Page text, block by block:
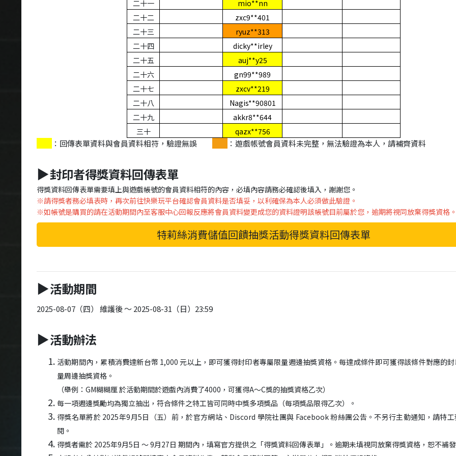
二十一
mio**nn
二十二
zxc9**401
二十三
ryuz**313
二十四
dicky**irley
二十五
auj**y25
二十六
gn99**989
二十七
zxcv**219
二十八
Nagis**90801
二十九
akkr8**644
三十
qazx**756
：回傳表單資料與會員資料相符，驗證無誤 ：遊戲帳號會員資料未完整，無法驗證為本人，請補齊資料
▶封印者得獎資料回傳表單
得獎資料回傳表單需要填上與遊戲帳號的會員資料相符的內容，必填內容請務必確認後填入，謝謝您。
※請得獎者務必填表時，再次前往快樂玩平台確認會員資料是否填妥，以利確保為本人必須做此驗證。
※如帳號是購買的請在活動期間內至客服中心回報反應將會員資料變更成您的資料證明該帳號目前屬於您，逾期將視同放棄得獎資格
特莉絲消費儲值回饋抽獎活動得獎資料回傳表單
▶活動期間
2025-08-07（四） 維護後 ～ 2025-08-31（日）23:59
▶活動辦法
活動期間內，累積消費達新台幣 1,000元以上，即可獲得封印者專屬限量週邊抽獎資格。每達成條件即可獲得該條件對應的
量周邊抽獎資格。
（舉例： GM糊糊厘於活動期間於遊戲內消費了4000 ，可獲得A～C獎的抽獎資格乙次）
每一項週邊獎勵均為獨立抽出，符合條件之特工皆可同時中獎多項獎品（每項獎品限得乙次）。
得獎名單將於 2025年9月5日（五）前，於官方網站、 Discord 學院社團與 Facebook粉絲團公告。不另行主動通知，請特
閱。
得獎者需於 2025年9月5日 ～9月27日 期間內，填寫官方提供之「得獎資料回傳表單」。逾期未填視同放棄得獎資格，恕不補